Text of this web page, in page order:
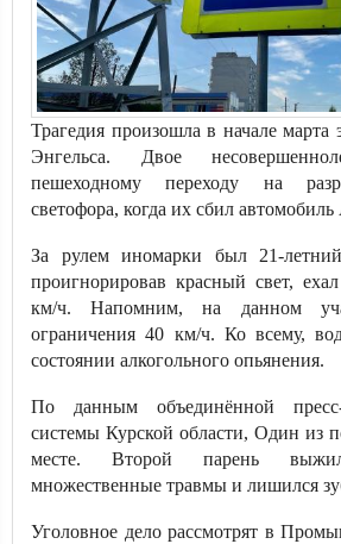
Трагедия произошла в начале марта
Энгельса. Двое
пешеходному переходу на
светофора, когда их сбил
За рулем иномарки был 21-
проигнорировав красный свет,
км/ч. Напомним, на данном
ограничения 40 км/ч. Ко всему,
состоянии алкогольного опьянения.
По данным объединённой
системы Курской области, Один из
месте. Второй парень
множественные травмы и лишился
Уголовное дело рассмотрят в